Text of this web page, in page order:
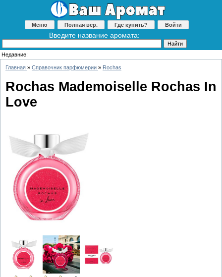
Меню Полная вер. Где купить? Войти
Введите название аромата:
Недавние:
Главная » Справочник парфюмерии » Rochas
Rochas Mademoiselle Rochas In
Love